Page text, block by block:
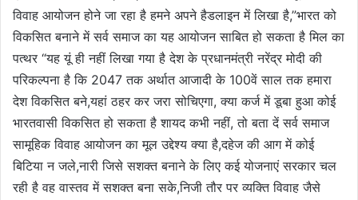
विवाह आयोजन होने जा रहा है हमने अपने हैडलाइन में लिखा है,”भारत को
विकसित बनाने में सर्व समाज का यह आयोजन साबित हो सकता है मिल का
पत्थर “यह यूं ही नहीं लिखा गया है देश के प्रधानमंत्री नरेंद्र मोदी की
परिकल्पना है कि 2047 तक अर्थात आजादी के 100वें साल तक हमारा
देश विकसित बने,यहां ठहर कर जरा सोचिएगा, क्या कर्ज में डूबा हुआ कोई
भारतवासी विकसित हो सकता है शायद कभी नहीं, तो बता दें सर्व समाज
सामूहिक विवाह आयोजन का मूल उद्देश्य क्या है,दहेज की आग में कोई
बिटिया न जले,नारी जिसे सशक्त बनाने के लिए कई योजनाएं सरकार चल
रही है वह वास्तव में सशक्त बना सके,निजी तौर पर व्यक्ति विवाह जैसे